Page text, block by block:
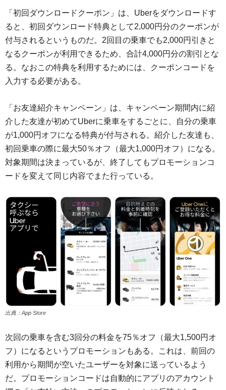
「初回ダウンロードクーポン」は、Uberをダウンロードす
ると、初回ダウンロード特典として2,000円分のクーポンが
付与されるというものだ。2回目の乗車でも2,000円引きと
なるクーポンが利用できるため、合計4,000円分の割引とな
る。なおこの特典を利用するためには、クーポンコードを
入力する必要がある。
「お友達紹介キャンペーン」は、キャンペーン期間内に紹
介した友達が初めてUberに乗車をするごとに、自分の乗車
が1,000円オフになる特典が付与される。紹介した友達も、
初回乗車の際に最大50％オフ（最大1,000円オフ）になる。
対象期間は決まっているが、終了してもプロモーションコ
ードを変えて同じ内容でまた行っている。
出典：App Store
次回の乗車を含む3回分の料金を75％オフ（最大1,500円オ
フ）になるというプロモーションもある。これは、前回の
利用から期間が空いたユーザーを対象に送っているよう
だ。プロモーションコードは自動的にアプリのアカウント